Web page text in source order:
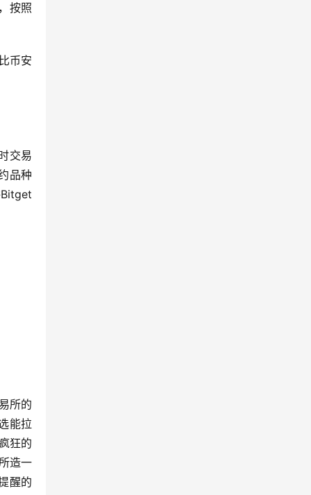
按照
币安
交易
品种
所的
能拉
狂的
造一
醒的